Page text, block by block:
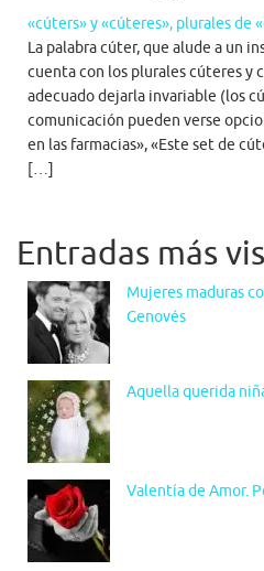
«cúters» y «cúteres», plurales de
La palabra cúter, que alude a un
cuenta con los plurales cúteres y
adecuado dejarla invariable (los
comunicación pueden verse
en las farmacias», «Este set de
[…]
Entradas más
Mujeres maduras
Genovés
Aquella querida
Valentía de Amor.